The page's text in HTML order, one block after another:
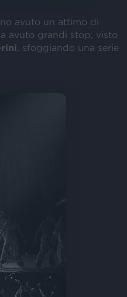
avuto un attimo di
avuto grandi stop, visto
, sfoggiando una serie